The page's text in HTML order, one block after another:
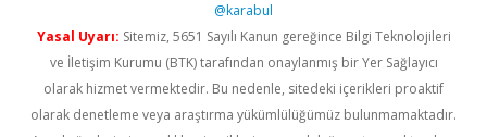
@karabul
Yasal Uyarı: Sitemiz, 5651 Sayılı Kanun gereğince Bilgi Teknolojileri
ve İletişim Kurumu (BTK) tarafından onaylanmış bir Yer Sağlayıcı
olarak hizmet vermektedir. Bu nedenle, sitedeki içerikleri proaktif
olarak denetleme veya araştırma yükümlülüğümüz bulunmamaktadır.